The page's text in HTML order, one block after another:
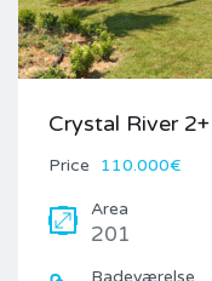
Crystal River
Price 110.000€
Area
201
Badeværelse